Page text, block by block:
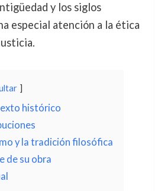
y los siglos
especial atención a la ética
histórico
y la tradición filosófica
de su obra